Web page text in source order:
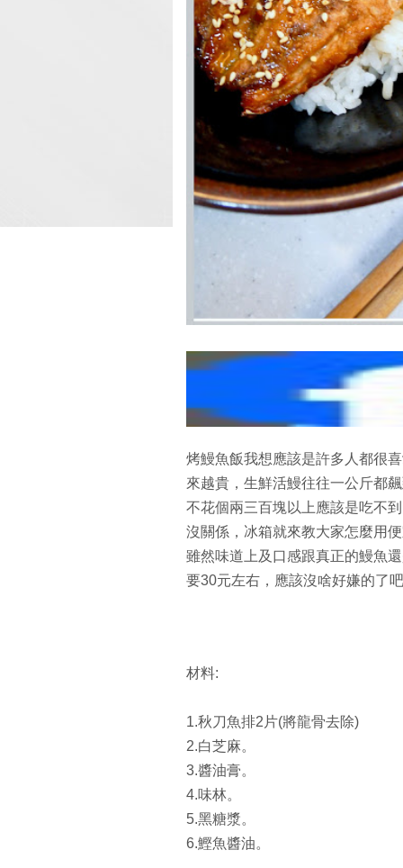
烤鰻魚飯我想應該是許多人都很
來越貴，生鮮活鰻往往一公斤都
不花個兩三百塊以上應該是吃不
沒關係，冰箱就來教大家怎麼用
雖然味道上及口感跟真正的鰻魚
要30元左右，應該沒啥好嫌的了
材料:
1.秋刀魚排2片(將龍骨去除)
2.白芝麻。
3.醬油膏。
4.味林。
5.黑糖漿。
6.鰹魚醬油。